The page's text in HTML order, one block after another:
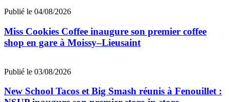
Publié le 04/08/2026
Miss Cookies Coffee inaugure son premier coffee
shop en gare à Moissy–Lieusaint
Publié le 03/08/2026
New School Tacos et Big Smash réunis à Fenouillet :